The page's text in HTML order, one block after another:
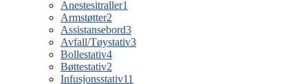
Anestesitraller1
Armstøtter2
Assistansebord3
Avfall/Tøystativ3
Bollestativ4
Bøttestativ2
Infusjonsstativ11